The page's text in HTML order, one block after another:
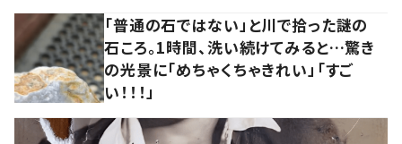
「普通の石ではない」と川で拾った謎の
石ころ。1時間、洗い続けてみると…驚き
の光景に「めちゃくちゃきれい」「すご
い！！！」